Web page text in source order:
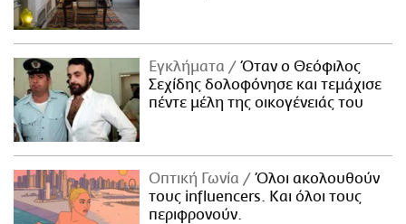
Εγκλήματα
Όταν ο Θεόφιλος
Σεχίδης δολοφόνησε και τεμάχισε
πέντε μέλη της οικογένειάς του
Οπτική Γωνία
Όλοι ακολουθούν
τους influencers. Και όλοι τους
περιφρονούν.